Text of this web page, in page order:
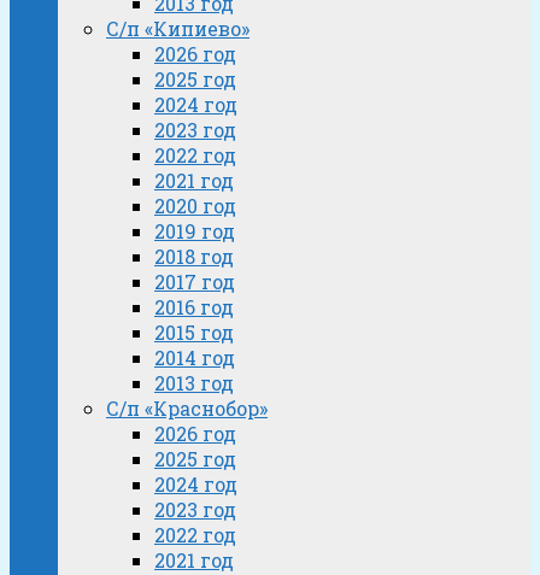
С/п «Кипиево»
2026 год
2025 год
2024 год
2023 год
2022 год
2021 год
2020 год
2019 год
2018 год
2017 год
2016 год
2015 год
2014 год
2013 год
С/п «Краснобор»
2026 год
2025 год
2024 год
2023 год
2022 год
2021 год